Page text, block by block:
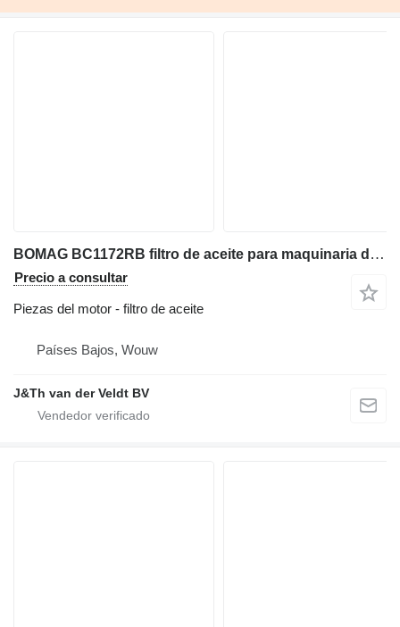
BOMAG BC1172RB filtro de aceite para maquinaria de construcción
Precio a consultar
Piezas del motor - filtro de aceite
Países Bajos, Wouw
J&Th van der Veldt BV